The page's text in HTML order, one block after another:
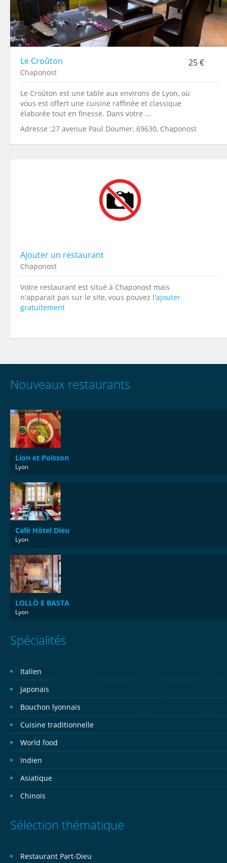
Le Croûton 25 €
Chaponost
Le Croûton est une table aux environs de Lyon, où
vous est offert une cuisine raffinée et classique
élaborée tout en finesse. Dans votre ...
Adresse :27 avenue Paul Doumer, 69630, Chaponost
Ajouter un restaurant
Chaponost
Votre restaurant est situé à Chaponost mais
n'apparait pas sur le site, vous pouvez l'ajouter
gratuitement
Nouveaux restaurants
Lion et Poisson
Lyon
Café Hôtel Dieu
Lyon
LOLLÒ E BASTA
Lyon
Spécialités
Italien
Japonais
Bouchon lyonnais
Cuisine traditionnelle
World food
Indien
Asiatique
Chinois
Sélection thématique
Restaurant Part-Dieu